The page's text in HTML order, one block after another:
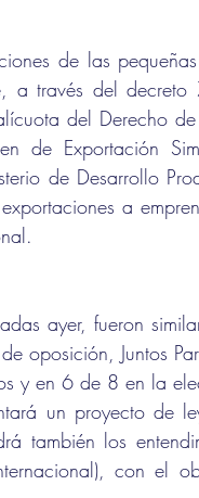
de las
a través del
del Derecho de
de Exportación
de Desarrollo
a
ayer, fueron
oposición, Juntos
y en 6 de 8 en la
un proyecto de
también los
con el